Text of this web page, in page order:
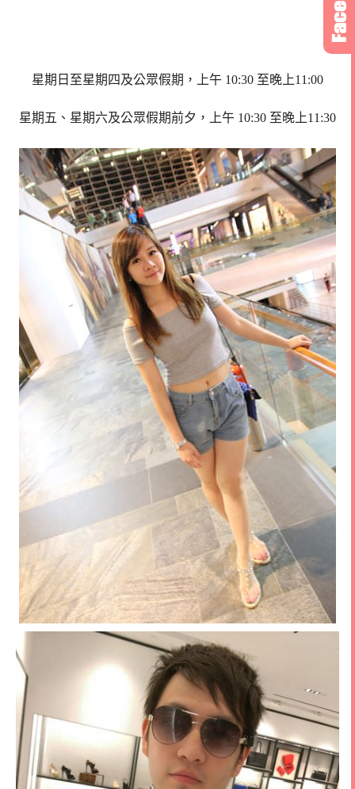
星期日至星期四及公眾假期，上午 10:30 至晚上11:00
星期五、星期六及公眾假期前夕，上午 10:30 至晚上11:30